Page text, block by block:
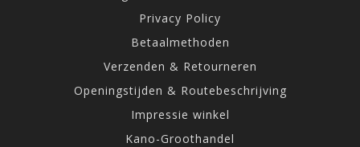
Privacy Policy
Betaalmethoden
Verzenden & Retourneren
Openingstijden & Routebeschrijving
Impressie winkel
Kano-Groothandel